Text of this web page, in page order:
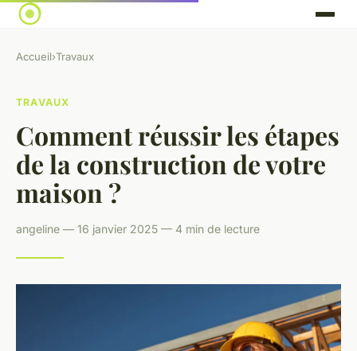
Accueil›Travaux
TRAVAUX
Comment réussir les étapes
de la construction de votre
maison ?
angeline — 16 janvier 2025 — 4 min de lecture